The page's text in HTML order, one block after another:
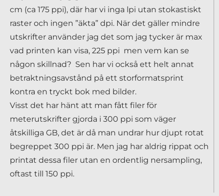
cm (ca 175 ppi), där har vi inga lpi utan stokastiskt
raster och ingen ”äkta” dpi. När det gäller mindre
utskrifter använder jag det som jag tycker är max
vad printen kan visa, 225 ppi men vem kan se
någon skillnad? Sen har vi också ett helt annat
betraktningsavstånd på ett storformatsprint
kontra en tryckt bok med bilder.
Visst det har hänt att man fått filer för
meterutskrifter gjorda i 300 ppi som väger
åtskilliga GB, det är då man undrar hur djupt rotat
begreppet 300 ppi är. Men jag har aldrig rippat och
printat dessa filer utan en ordentlig nersampling,
oftast till 150 ppi.